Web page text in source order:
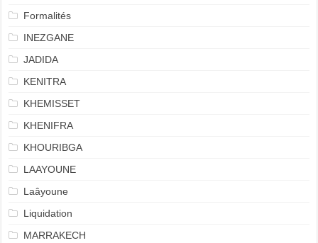
Formalités
INEZGANE
JADIDA
KENITRA
KHEMISSET
KHENIFRA
KHOURIBGA
LAAYOUNE
Laâyoune
Liquidation
MARRAKECH